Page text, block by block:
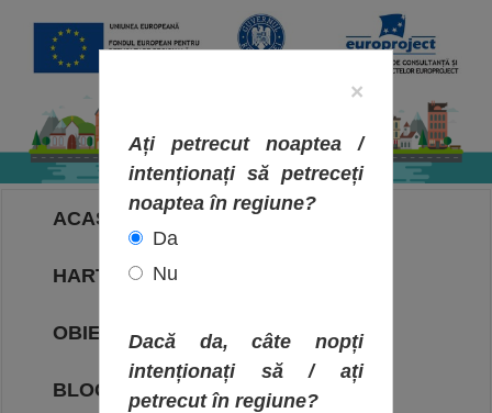
ACASA
HARTA OBIECTIVELOR
OBIECTIVE
BLOG
×
Ați petrecut noaptea /
intenționați să petreceți
noaptea în regiune?
Da
Nu
Dacă da, câte nopți
intenționați să / ați
petrecut în regiune?